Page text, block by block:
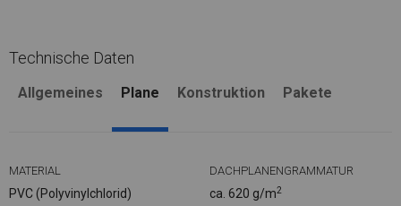
Technische Daten
Allgemeines Plane Konstruktion Pakete
MATERIAL
PVC (Polyvinylchlorid)
DACHPLANENGRAMMATUR
ca. 620 g/m2